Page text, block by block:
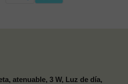
atenuable, 3 W, Luz de día,